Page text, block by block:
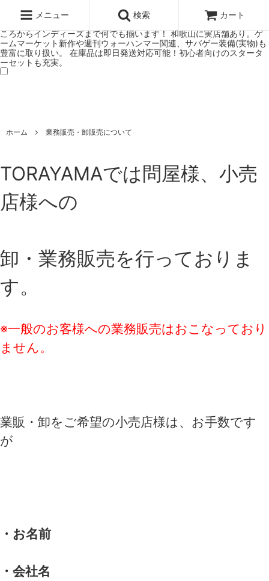
ミアムショップTORAYAMA。通販・オンラインショップです！ ウォー
ハンマーとボードゲームのことなら当店へ！ボードゲームもメジャーど
ころからインディーズまで何でも揃います！ 和歌山に実店舗あり。ゲ
ームマーケット新作や週刊ウォーハンマー関連、サバゲー装備(実物)も
豊富に取り扱い。 在庫品は即日発送対応可能！初心者向けのスタータ
ーセットも充実。
メニュー 検索 カート
ホーム 業務販売・卸販売について
TORAYAMAでは問屋様、小売
店様への
卸・業務販売を行っておりま
す。
※一般のお客様への業務販売はおこなっており
ません。
業販・卸をご希望の小売店様は、お手数です
が
・お名前
・会社名